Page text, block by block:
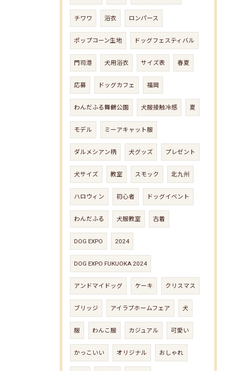
チワワ 浴衣 ロンパース
ポップコーン生地 ドッグフェスティバル
門司港 犬用浴衣 サイズ表 春夏
応募 ドッグカフェ 福岡
わんだふる舞鶴公園 犬服接触冷感 夏
モデル ミーアキャット服
ダルメシアン柄 犬グッズ プレゼント
犬サイズ 教室 スモック 北九州
ハロウィン 初心者 ドッグイベント
わんだふる 犬服教室 古着
DOG EXPO 2024
DOG EXPO FUKUOKA 2024
アンドマイドッグ ケーキ クリスマス
ブリッジ アイラブホームフェア 犬
服 わんこ服 カジュアル 可愛い
かっこいい オリジナル おしゃれ